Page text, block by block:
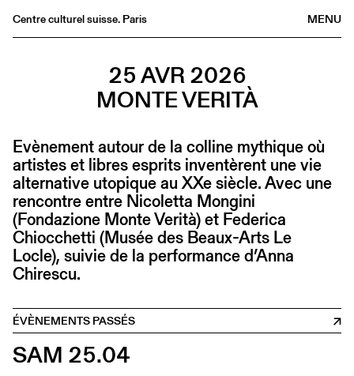
MENU
Centre culturel suisse. Paris
Médiathèque
Éditions
Informations
FR/EN
25 AVR 2026
MONTE VERITÀ
Evènement autour de la colline mythique où
artistes et libres esprits inventèrent une vie
alternative utopique au XXe siècle. Avec une
rencontre entre Nicoletta Mongini
(Fondazione Monte Verità) et Federica
Chiocchetti (Musée des Beaux-Arts Le
Locle), suivie de la performance d’Anna
Chirescu.
ÉVÈNEMENTS PASSÉS
SAM 25.04